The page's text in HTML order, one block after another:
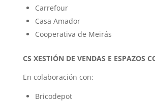
Carrefour
Casa Amador
Cooperativa de Meirás
CS XESTIÓN DE VENDAS E ESPAZOS
En colaboración con:
Bricodepot